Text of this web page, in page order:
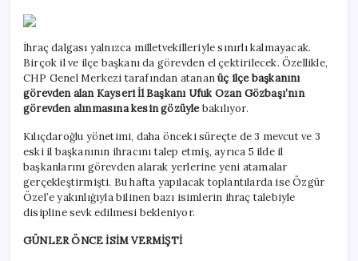
İhraç dalgası yalnızca milletvekilleriyle sınırlı kalmayacak.
Birçok il ve ilçe başkanı da görevden el çektirilecek. Özellikle,
CHP Genel Merkezi tarafından atananüç ilçe başkanını
görevden alan Kayseri İl Başkanı Ufuk Ozan Gözbaşı’nın
görevden alınmasına kesin gözüylebakılıyor.
Kılıçdaroğlu yönetimi, daha önceki süreçte de 3 mevcut ve 3
eski il başkanının ihracını talep etmiş, ayrıca 5 ilde il
başkanlarını görevden alarak yerlerine yeni atamalar
gerçekleştirmişti. Bu hafta yapılacak toplantılarda ise Özgür
Özel’e yakınlığıyla bilinen bazı isimlerin ihraç talebiyle
disipline sevk edilmesi bekleniyor.
GÜNLER ÖNCE İSİM VERMİŞTİ